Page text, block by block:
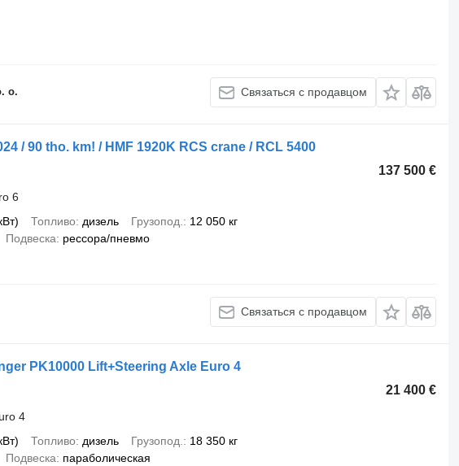
o. Связаться с продавцом
/ 90 tho. km! / HMF 1920K RCS crane / RCL 5400
137 500 €
6
Топливо дизель Грузопод.
12 050 кг
Подвеска рессора/пневмо
Связаться с продавцом
PK10000 Lift+Steering Axle Euro 4
21 400 €
4
Топливо дизель Грузопод.
18 350 кг
Подвеска параболическая